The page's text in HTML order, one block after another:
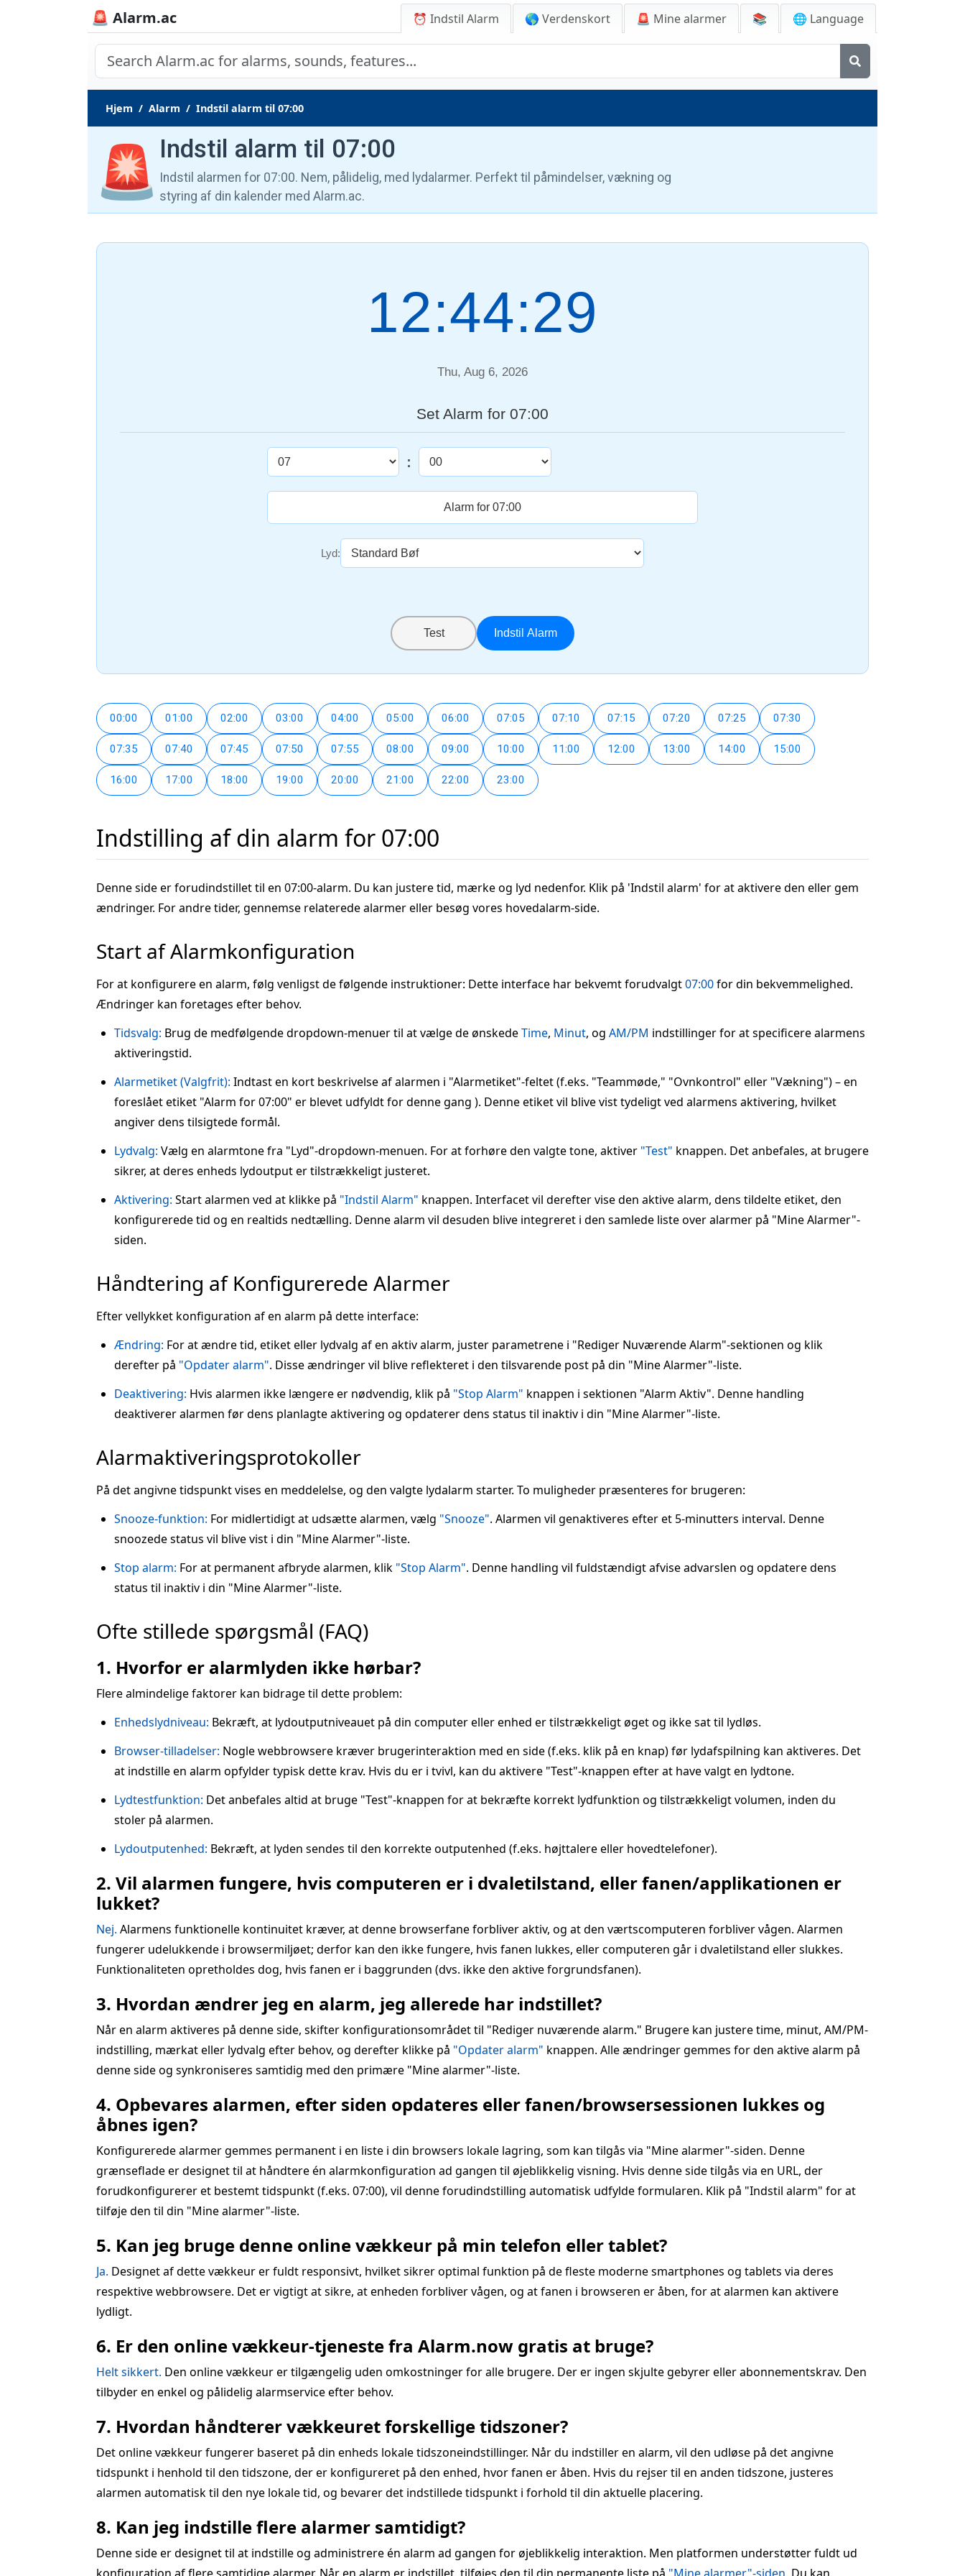
🚨 Alarm.ac ⏰ Indstil Alarm 🌎 Verdenskort 🚨 Mine alarmer 📚 🌐 Language
Hjem Alarm Indstil alarm til 07:00
🚨 Indstil alarm til 07:00
Indstil alarmen for 07:00. Nem, pålidelig, med lydalarmer. Perfekt til påmindelser, vækning og
styring af din kalender med Alarm.ac.
12:44:30
Thu, Aug 6, 2026
Set Alarm for 07:00
:
Lyd:
Test Indstil Alarm
00:00 01:00 02:00 03:00 04:00 05:00 06:00 07:05 07:10 07:15 07:20 07:25 07:30
07:35 07:40 07:45 07:50 07:55 08:00 09:00 10:00 11:00 12:00 13:00 14:00 15:00
16:00 17:00 18:00 19:00 20:00 21:00 22:00 23:00
Indstilling af din alarm for 07:00
Denne side er forudindstillet til en 07:00-alarm. Du kan justere tid, mærke og lyd nedenfor. Klik på 'Indstil alarm' for at aktivere den eller gem
ændringer. For andre tider, gennemse relaterede alarmer eller besøg vores hovedalarm-side.
Start af Alarmkonfiguration
For at konfigurere en alarm, følg venligst de følgende instruktioner: Dette interface har bekvemt forudvalgt07:00for din bekvemmelighed.
Ændringer kan foretages efter behov.
Tidsvalg: Brug de medfølgende dropdown-menuer til at vælge de ønskedeTime, Minut, og AM/PM indstillinger for at specificere alarmens
aktiveringstid.
Alarmetiket (Valgfrit): Indtast en kort beskrivelse af alarmen i "Alarmetiket"-feltet (f.eks. "Teammøde," "Ovnkontrol" eller "Vækning") – en
foreslået etiket "Alarm for 07:00" er blevet udfyldt for denne gang ). Denne etiket vil blive vist tydeligt ved alarmens aktivering, hvilket
angiver dens tilsigtede formål.
Lydvalg: Vælg en alarmtone fra "Lyd"-dropdown-menuen. For at forhøre den valgte tone, aktiver "Test" knappen. Det anbefales, at brugere
sikrer, at deres enheds lydoutput er tilstrækkeligt justeret.
Aktivering: Start alarmen ved at klikke på "Indstil Alarm" knappen. Interfacet vil derefter vise den aktive alarm, dens tildelte etiket, den
konfigurerede tid og en realtids nedtælling. Denne alarm vil desuden blive integreret i den samlede liste over alarmer på "Mine Alarmer"-
siden.
Håndtering af Konfigurerede Alarmer
Efter vellykket konfiguration af en alarm på dette interface:
Ændring: For at ændre tid, etiket eller lydvalg af en aktiv alarm, juster parametrene i "Rediger Nuværende Alarm"-sektionen og klik
derefter på "Opdater alarm". Disse ændringer vil blive reflekteret i den tilsvarende post på din "Mine Alarmer"-liste.
Deaktivering: Hvis alarmen ikke længere er nødvendig, klik på "Stop Alarm" knappen i sektionen "Alarm Aktiv". Denne handling
deaktiverer alarmen før dens planlagte aktivering og opdaterer dens status til inaktiv i din "Mine Alarmer"-liste.
Alarmaktiveringsprotokoller
På det angivne tidspunkt vises en meddelelse, og den valgte lydalarm starter. To muligheder præsenteres for brugeren:
Snooze-funktion: For midlertidigt at udsætte alarmen, vælg "Snooze". Alarmen vil genaktiveres efter et 5-minutters interval. Denne
snoozede status vil blive vist i din "Mine Alarmer"-liste.
Stop alarm: For at permanent afbryde alarmen, klik "Stop Alarm". Denne handling vil fuldstændigt afvise advarslen og opdatere dens
status til inaktiv i din "Mine Alarmer"-liste.
Ofte stillede spørgsmål (FAQ)
1. Hvorfor er alarmlyden ikke hørbar?
Flere almindelige faktorer kan bidrage til dette problem:
Enhedslydniveau: Bekræft, at lydoutputniveauet på din computer eller enhed er tilstrækkeligt øget og ikke sat til lydløs.
Browser-tilladelser: Nogle webbrowsere kræver brugerinteraktion med en side (f.eks. klik på en knap) før lydafspilning kan aktiveres. Det
at indstille en alarm opfylder typisk dette krav. Hvis du er i tvivl, kan du aktivere "Test"-knappen efter at have valgt en lydtone.
Lydtestfunktion: Det anbefales altid at bruge "Test"-knappen for at bekræfte korrekt lydfunktion og tilstrækkeligt volumen, inden du
stoler på alarmen.
Lydoutputenhed: Bekræft, at lyden sendes til den korrekte outputenhed (f.eks. højttalere eller hovedtelefoner).
2. Vil alarmen fungere, hvis computeren er i dvaletilstand, eller fanen/applikationen er
lukket?
Nej. Alarmens funktionelle kontinuitet kræver, at denne browserfane forbliver aktiv, og at den værtscomputeren forbliver vågen. Alarmen
fungerer udelukkende i browsermiljøet; derfor kan den ikke fungere, hvis fanen lukkes, eller computeren går i dvaletilstand eller slukkes.
Funktionaliteten opretholdes dog, hvis fanen er i baggrunden (dvs. ikke den aktive forgrundsfanen).
3. Hvordan ændrer jeg en alarm, jeg allerede har indstillet?
Når en alarm aktiveres på denne side, skifter konfigurationsområdet til "Rediger nuværende alarm." Brugere kan justere time, minut, AM/PM-
indstilling, mærkat eller lydvalg efter behov, og derefter klikke på "Opdater alarm" knappen. Alle ændringer gemmes for den aktive alarm på
denne side og synkroniseres samtidig med den primære "Mine alarmer"-liste.
4. Opbevares alarmen, efter siden opdateres eller fanen/browsersessionen lukkes og
åbnes igen?
Konfigurerede alarmer gemmes permanent i en liste i din browsers lokale lagring, som kan tilgås via "Mine alarmer"-siden. Denne
grænseflade er designet til at håndtere én alarmkonfiguration ad gangen til øjeblikkelig visning. Hvis denne side tilgås via en URL, der
forudkonfigurerer et bestemt tidspunkt (f.eks. 07:00), vil denne forudindstilling automatisk udfylde formularen. Klik på "Indstil alarm" for at
tilføje den til din "Mine alarmer"-liste.
5. Kan jeg bruge denne online vækkeur på min telefon eller tablet?
Ja. Designet af dette vækkeur er fuldt responsivt, hvilket sikrer optimal funktion på de fleste moderne smartphones og tablets via deres
respektive webbrowsere. Det er vigtigt at sikre, at enheden forbliver vågen, og at fanen i browseren er åben, for at alarmen kan aktivere
lydligt.
6. Er den online vækkeur-tjeneste fra Alarm.now gratis at bruge?
Helt sikkert. Den online vækkeur er tilgængelig uden omkostninger for alle brugere. Der er ingen skjulte gebyrer eller abonnementskrav. Den
tilbyder en enkel og pålidelig alarmservice efter behov.
7. Hvordan håndterer vækkeuret forskellige tidszoner?
Det online vækkeur fungerer baseret på din enheds lokale tidszoneindstillinger. Når du indstiller en alarm, vil den udløse på det angivne
tidspunkt i henhold til den tidszone, der er konfigureret på den enhed, hvor fanen er åben. Hvis du rejser til en anden tidszone, justeres
alarmen automatisk til den nye lokale tid, og bevarer det indstillede tidspunkt i forhold til din aktuelle placering.
8. Kan jeg indstille flere alarmer samtidigt?
Denne side er designet til at indstille og administrere én alarm ad gangen for øjeblikkelig interaktion. Men platformen understøtter fuldt ud